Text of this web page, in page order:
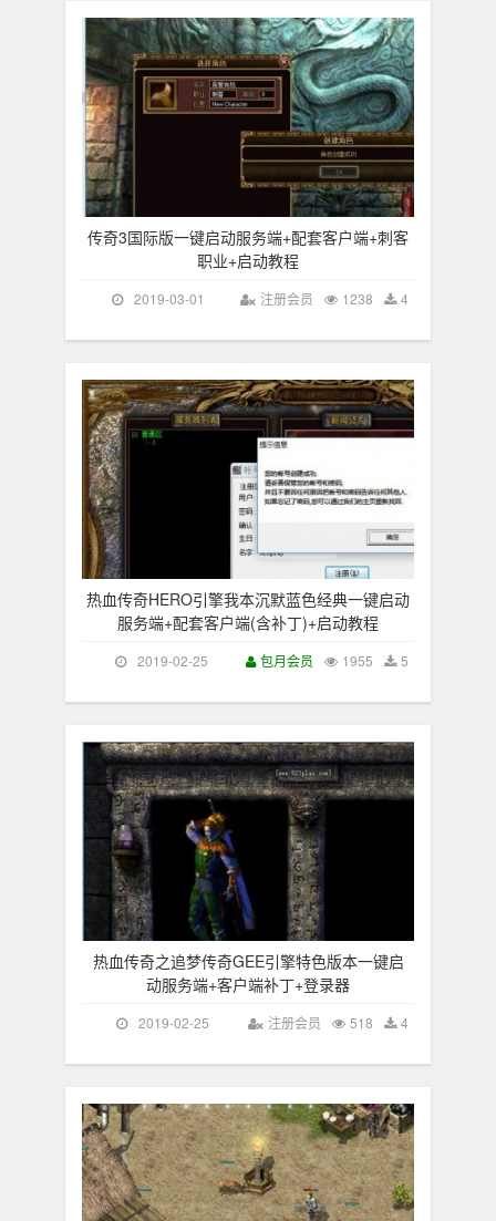
传奇3国际版一键启动服务端+配套客户端+刺客
职业+启动教程
2019-03-01 4
1238
注册会员
热血传奇HERO引擎我本沉默蓝色经典一键启动
服务端+配套客户端(含补丁)+启动教程
2019-02-25 5
1955
包月会员
热血传奇之追梦传奇GEE引擎特色版本一键启
动服务端+客户端补丁+登录器
2019-02-25 4
518
注册会员